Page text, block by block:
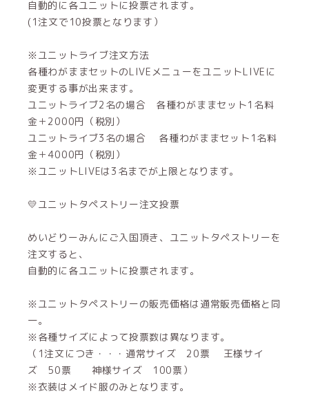
自動的に各ユニットに投票されます。
(1注文で10投票となります）
※ユニットライブ注文方法
各種わがままセットのLIVEメニューをユニットLIVEに
変更する事が出来ます。
ユニットライブ2名の場合 各種わがままセット1名料
金＋2000円（税別）
ユニットライブ3名の場合 各種わがままセット1名料
金＋4000円（税別）
※ユニットLIVEは3名までが上限となります。
💛ユニットタペストリー注文投票
めいどりーみんにご入国頂き、ユニットタペストリーを
注文すると、
自動的に各ユニットに投票されます。
※ユニットタペストリーの販売価格は通常販売価格と同
一。
※各種サイズによって投票数は異なります。
（1注文につき・・・通常サイズ 20票 王様サイ
ズ 50票 神様サイズ 100票）
※衣装はメイド服のみとなります。